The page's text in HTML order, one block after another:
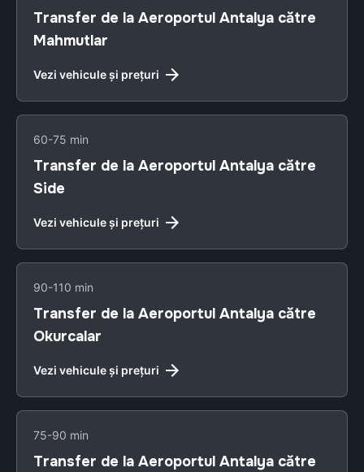
Transfer de la Aeroportul Antalya către
Mahmutlar
Vezi vehicule și prețuri
60-75 min
Transfer de la Aeroportul Antalya către
Side
Vezi vehicule și prețuri
90-110 min
Transfer de la Aeroportul Antalya către
Okurcalar
Vezi vehicule și prețuri
75-90 min
Transfer de la Aeroportul Antalya către